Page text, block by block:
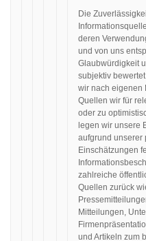
Die
deren
und von uns
Glaubwürdigkeit
subjektiv
wir nach eigenen
Quellen wir für
oder zu
legen wir unsere
aufgrund unserer
Einschätzungen
zahlreiche
Quellen zurück
Mitteilungen,
und Artikeln zum